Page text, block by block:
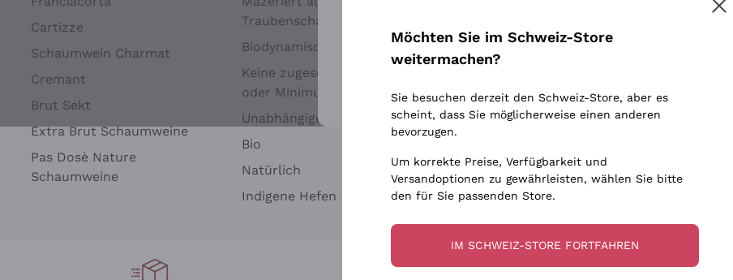
Cartizze
Schaumwein Charmat
Cremant
Brut Sekt
Extra Brut Schaumweine
Pas Dosè Nature
Schaumweine
Traubenschalen
Biodynamisch
Keine zugesetzten Sulfite
oder Minimum
Unabhängige Weinbauern
Bio
Natürlich
Indigene Hefen
Biondi Santi
Argiolas
Zenato
Ca' dei Frati
Chardonnay
Weitere Informationen finden Sie in unserem Datenschutz-Bestimmungen
Möchten Sie im Schweiz-Store
weitermachen?
Sie besuchen derzeit den Schweiz-Store, aber es
scheint, dass Sie möglicherweise einen anderen
bevorzugen.
Um korrekte Preise, Verfügbarkeit und
Versandoptionen zu gewährleisten, wählen Sie bitte
den für Sie passenden Store.
IM SCHWEIZ-STORE FORTFAHREN